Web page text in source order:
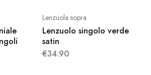
Lenzuola sopra
Lenzuolo singolo verde
satin
€34.90